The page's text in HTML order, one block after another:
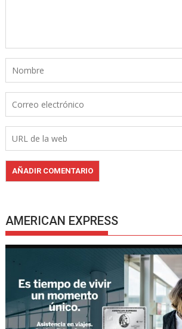
AMERICAN EXPRESS